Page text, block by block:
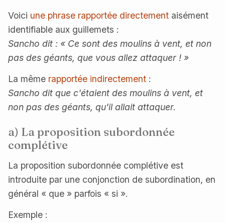
Voici une phrase rapportée directement aisément
identifiable aux guillemets :
Sancho dit : « Ce sont des moulins à vent, et non
pas des géants, que vous allez attaquer ! »
La même rapportée indirectement :
Sancho dit que c'étaient des moulins à vent, et
non pas des géants, qu'il allait attaquer.
a) La proposition subordonnée
complétive
La proposition subordonnée complétive est
introduite par une conjonction de subordination, en
général « que » parfois « si ».
Exemple :